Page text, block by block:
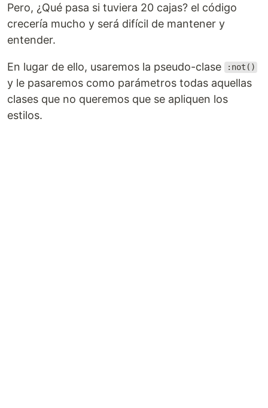
Pero, ¿Qué pasa si tuviera 20 cajas? el código
crecería mucho y será difícil de mantener y
entender.
En lugar de ello, usaremos la pseudo-clase :not()
y le pasaremos como parámetros todas aquellas
clases que no queremos que se apliquen los
estilos.